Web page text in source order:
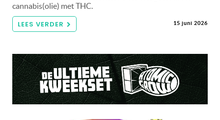
cannabis(olie) met THC.
LEES VERDER 15 juni 2026